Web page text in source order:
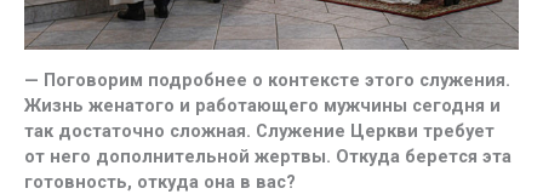
— Поговорим подробнее о контексте этого служения.
Жизнь женатого и работающего мужчины сегодня и
так достаточно сложная. Служение Церкви требует
от него дополнительной жертвы. Откуда берется эта
готовность, откуда она в вас?